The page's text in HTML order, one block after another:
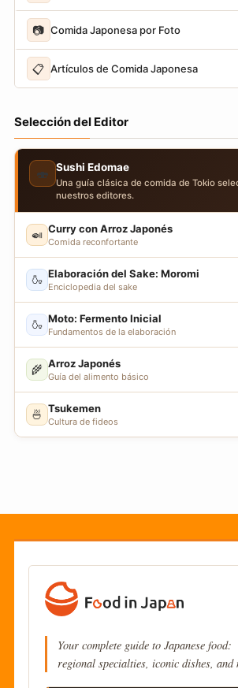
📷 Comida Japonesa por Foto
📋 Artículos de Comida Japonesa
Selección del Editor
🍣 Sushi Edomae
Una guía clásica de comida de Tokio
nuestros editores.
🍛 Curry con Arroz Japonés
Comida reconfortante
🍶 Elaboración del Sake: Moromi
Enciclopedia del sake
🍶 Moto: Fermento Inicial
Fundamentos de la elaboración
🌾 Arroz Japonés
Guía del alimento básico
🍜 Tsukemen
Cultura de fideos
Your complete guide to Japanese food:
regional specialties, iconic dishes, and